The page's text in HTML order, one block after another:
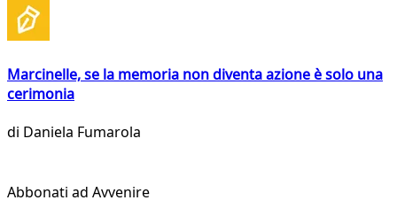
Marcinelle, se la memoria non diventa azione è solo una
cerimonia
di Daniela Fumarola
Abbonati ad Avvenire